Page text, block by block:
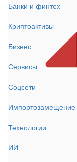
Банки и финтех
Криптоактивы
Бизнес
Сервисы
Соцсети
Импортозамещение
Технологии
ИИ